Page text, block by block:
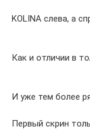
KOLINA слева, а
Как и отличии в
И уже тем более
Первый скрин